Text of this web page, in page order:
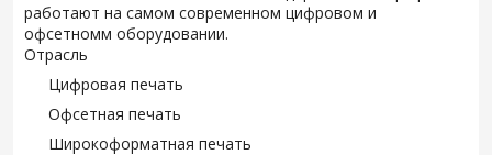
работают на самом современном цифровом и
офсетномм оборудовании.
Отрасль
Цифровая печать
Офсетная печать
Широкоформатная печать